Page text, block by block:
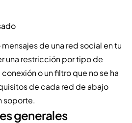
de una red social en tu
una restricción por tipo de
o un filtro que no se ha
de cada red de abajo
soporte.
generales